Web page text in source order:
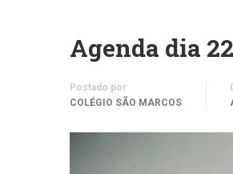
Agenda dia
Postado por
COLÉGIO SÃO MARCOS